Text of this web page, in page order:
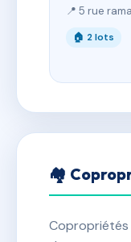
📍 5 rue
🏠 2 lots
🏘
Copropriétés